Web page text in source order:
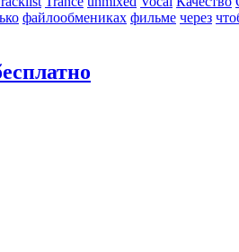
файлообмениках фильме через